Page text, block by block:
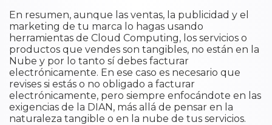
En resumen, aunque las ventas, la publicidad y el
marketing de tu marca lo hagas usando
herramientas de Cloud Computing, los servicios o
productos que vendes son tangibles, no están en la
Nube y por lo tanto sí debes facturar
electrónicamente. En ese caso es necesario que
revises si estás o no obligado a facturar
electrónicamente, pero siempre enfocándote en las
exigencias de la DIAN, más allá de pensar en la
naturaleza tangible o en la nube de tus servicios.